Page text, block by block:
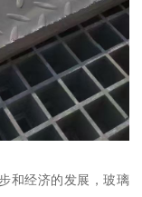
和经济的发展，玻璃